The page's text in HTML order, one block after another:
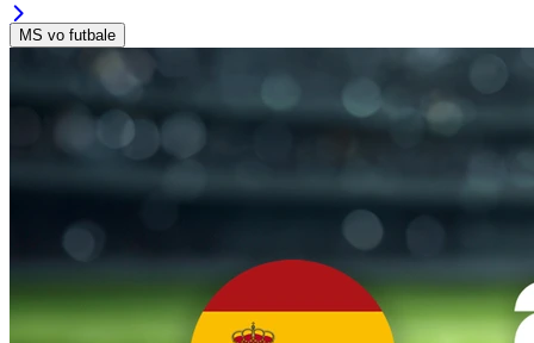
MS vo futbale